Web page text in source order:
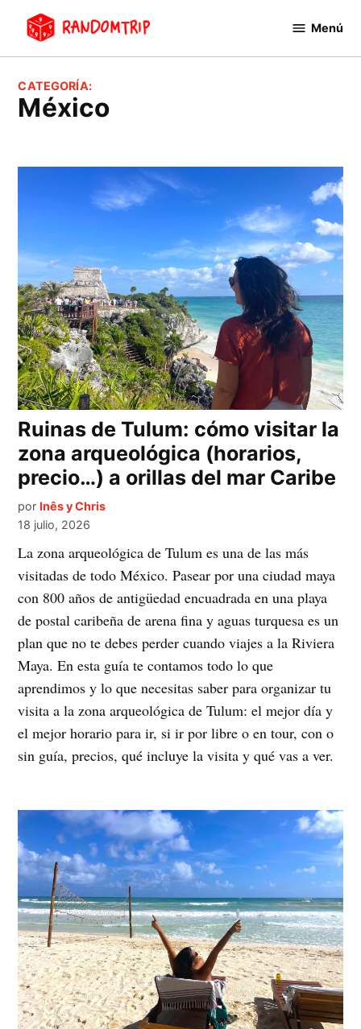
contenido
Menú
CATEGORÍA:
México
Ruinas de Tulum: cómo visitar la
zona arqueológica (horarios,
precio…) a orillas del mar Caribe
por Inês y Chris
18 julio, 2026
La zona arqueológica de Tulum es una de las más
visitadas de todo México. Pasear por una ciudad maya
con 800 años de antigüedad encuadrada en una playa
de postal caribeña de arena fina y aguas turquesa es un
plan que no te debes perder cuando viajes a la Riviera
Maya. En esta guía te contamos todo lo que
aprendimos y lo que necesitas saber para organizar tu
visita a la zona arqueológica de Tulum: el mejor día y
el mejor horario para ir, si ir por libre o en tour, con o
sin guía, precios, qué incluye la visita y qué vas a ver.